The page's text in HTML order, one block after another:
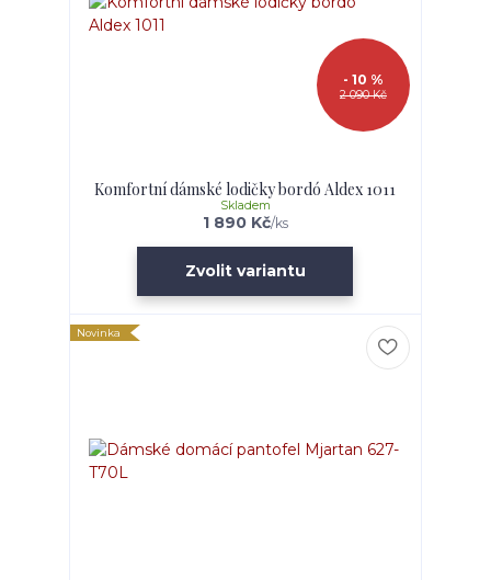
2 090 Kč
- 10 %
Komfortní dámské lodičky bordó Aldex 1011
1 890 Kč/ks
Skladem
Zvolit variantu
Novinka